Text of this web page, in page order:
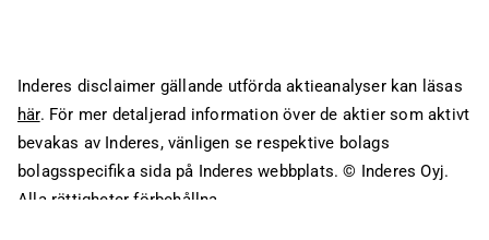
Inderes disclaimer gällande utförda aktieanalyser kan läsas
här. För mer detaljerad information över de aktier som aktivt
bevakas av Inderes, vänligen se respektive bolags
bolagsspecifika sida på Inderes webbplats. © Inderes Oyj.
Alla rättigheter förbehållna.